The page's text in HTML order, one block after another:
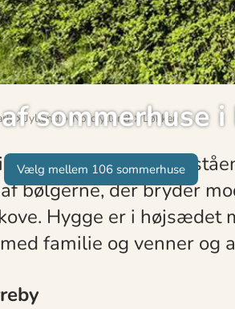
sommerhuse i
Vælg mellem 106 sommerhuse
Jylland Nordjylland Løkken
byder på
bølgerne, der bryder
Hygge er i højsædet
familie og venner og